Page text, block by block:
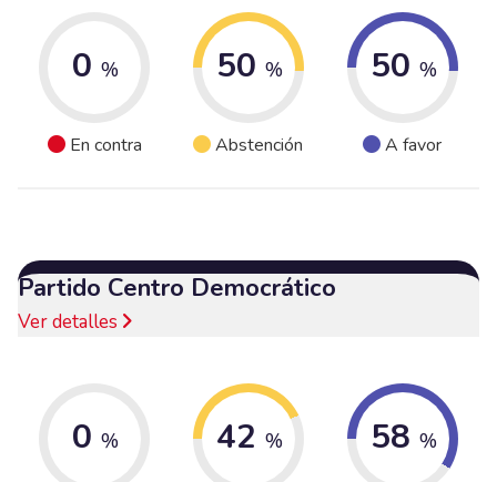
0 %
En contra
50 %
Abstención
50 %
A favor
Partido Centro Democrático
Ver detalles
0 % 42 % 58 %